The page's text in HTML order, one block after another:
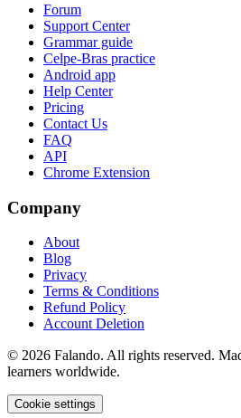
Forum
Support Center
Grammar guide
Celpe-Bras practice
Android app
Help Center
Pricing
Contact Us
FAQ
API
Chrome Extension
Company
About
Blog
Privacy
Terms & Conditions
Refund Policy
Account Deletion
© 2026 Falando. All rights reserved.
learners worldwide.
Cookie settings